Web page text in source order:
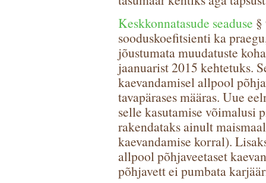
Keskkonnatasude seaduse
sooduskoefitsienti ka
jõustumata muudatuste
jaanuarist 2015 kehtetuks.
kaevandamisel allpool
tavapärases määras. Uue
selle kasutamise võimalusi
rakendataks ainult
kaevandamise korral).
allpool põhjaveetaset
põhjavett ei pumbata